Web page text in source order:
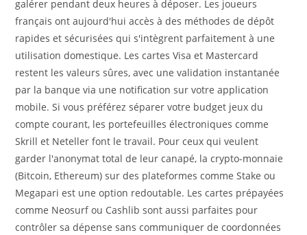
galérer pendant deux heures à déposer. Les joueurs
français ont aujourd'hui accès à des méthodes de dépôt
rapides et sécurisées qui s'intègrent parfaitement à une
utilisation domestique. Les cartes Visa et Mastercard
restent les valeurs sûres, avec une validation instantanée
par la banque via une notification sur votre application
mobile. Si vous préférez séparer votre budget jeux du
compte courant, les portefeuilles électroniques comme
Skrill et Neteller font le travail. Pour ceux qui veulent
garder l'anonymat total de leur canapé, la crypto-monnaie
(Bitcoin, Ethereum) sur des plateformes comme Stake ou
Megapari est une option redoutable. Les cartes prépayées
comme Neosurf ou Cashlib sont aussi parfaites pour
contrôler sa dépense sans communiquer de coordonnées